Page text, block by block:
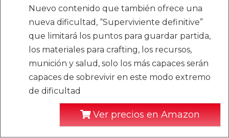
Nuevo contenido que también ofrece una
nueva dificultad, “Superviviente definitive”
que limitará los puntos para guardar partida,
los materiales para crafting, los recursos,
munición y salud, solo los más capaces serán
capaces de sobrevivir en este modo extremo
de dificultad
Ver precios en Amazon